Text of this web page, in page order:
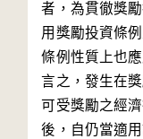
者，為貫徹獎
用獎勵投資條
條例性質上也
言之，發生在
可受獎勵之經
後，自仍當適